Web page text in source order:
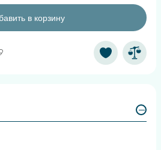
в корзину